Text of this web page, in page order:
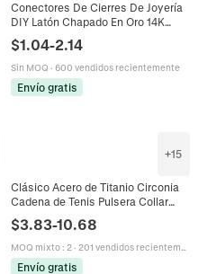
Conectores De Cierres De Joyería
DIY Latón Chapado En Oro 14K
Anillo De Resorte Redondo Ovalado
Circonita Para Collar
$1.04-2.14
Sin MOQ · 600 vendidos recientemente
Envío gratis
+15
Clásico Acero de Titanio Circonia
Cadena de Tenis Pulsera Collar
Cadena de Eslabones Joyería de
Moda
$3.83-10.68
MOQ mixto: 2· 201 vendidos recientemente
Envío gratis